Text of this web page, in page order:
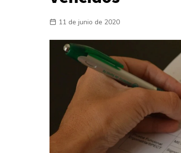
11 de junio de 2020